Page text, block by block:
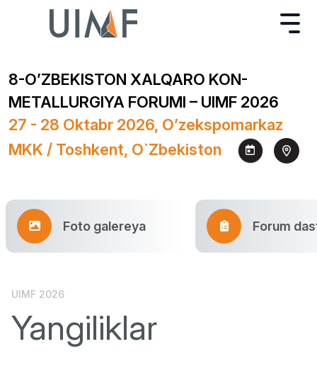
8-O’ZBEKISTON XALQARO KON-
METALLURGIYA FORUMI – UIMF 2026
27 - 28 Oktabr 2026, O’zekspomarkaz
MKK / Toshkent, O`zbekiston
Foto galereya Forum
UIMF 2026
Yangiliklar